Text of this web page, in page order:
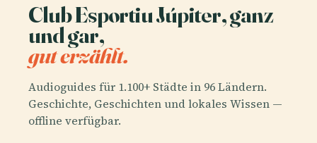
Club Esportiu Júpiter, ganz
und gar,
gut erzählt.
Audioguides für 1.100+ Städte in 96 Ländern.
Geschichte, Geschichten und lokales Wissen —
offline verfügbar.